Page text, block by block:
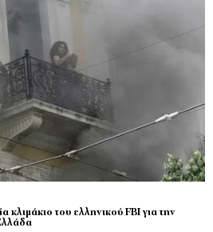
του ελληνικού FBI για την